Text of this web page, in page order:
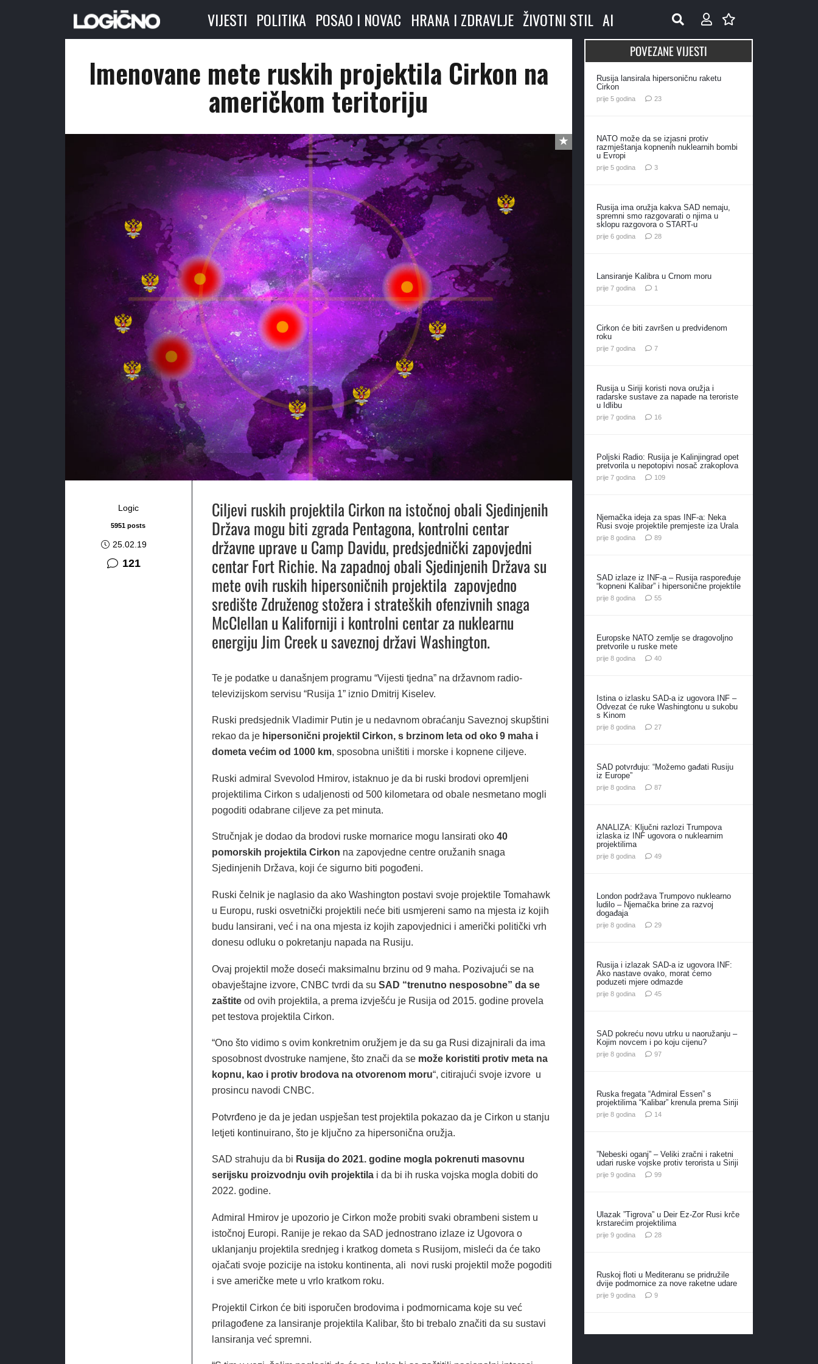
VIJESTI POLITIKA POSAO I NOVAC HRANA I ZDRAVLJE ŽIVOTNI STIL AI
Imenovane mete ruskih projektila Cirkon na
američkom teritoriju
Logic
5951 posts
25.02.19
121komentar
Ciljevi ruskih projektila Cirkon na istočnoj obali Sjedinjenih
Država mogu biti zgrada Pentagona, kontrolni centar
državne uprave u Camp Davidu, predsjednički zapovjedni
centar Fort Richie. Na zapadnoj obali Sjedinjenih Država su
mete ovih ruskih hipersoničnih projektila zapovjedno
središte Združenog stožera i strateških ofenzivnih snaga
McClellan u Kaliforniji i kontrolni centar za nuklearnu
energiju Jim Creek u saveznoj državi Washington.
Te je podatke u današnjem programu “Vijesti tjedna” na državnom radio-
televizijskom servisu “Rusija 1” iznio Dmitrij Kiselev.
Ruski predsjednik Vladimir Putin je u nedavnom obraćanju Saveznoj skupštini
rekao da jehipersonični projektil Cirkon, s brzinom leta od oko 9 maha i
dometa većim od 1000 km, sposobna uništiti i morske i kopnene ciljeve.
Ruski admiral Svevolod Hmirov, istaknuo je da bi ruski brodovi opremljeni
projektilima Cirkon s udaljenosti od 500 kilometara od obale nesmetano mogli
pogoditi odabrane ciljeve za pet minuta.
Stručnjak je dodao da brodovi ruske mornarice mogu lansirati oko40
pomorskih projektila Cirkon na zapovjedne centre oružanih snaga
Sjedinjenih Država, koji će sigurno biti pogođeni.
Ruski čelnik je naglasio da ako Washington postavi svoje projektile Tomahawk
u Europu, ruski osvetnički projektili neće biti usmjereni samo na mjesta iz kojih
budu lansirani, već i na ona mjesta iz kojih zapovjednici i američki politički vrh
donesu odluku o pokretanju napada na Rusiju.
Ovaj projektil može doseći maksimalnu brzinu od 9 maha. Pozivajući se na
obavještajne izvore, CNBC tvrdi da su SAD “trenutno nesposobne” da se
zaštiteod ovih projektila, a prema izvješću je Rusija od 2015. godine provela
pet testova projektila Cirkon.
“Ono što vidimo s ovim konkretnim oružjem je da su ga Rusi dizajnirali da ima
sposobnost dvostruke namjene, što znači da semože koristiti protiv meta na
kopnu, kao i protiv brodova na otvorenom moru“, citirajući svoje izvore u
prosincu navodi CNBC.
Potvrđeno je da je jedan uspješan test projektila pokazao da je Cirkon u stanju
letjeti kontinuirano, što je ključno za hipersonična oružja.
SAD strahuju da bi Rusija do 2021. godine mogla pokrenuti masovnu
serijsku proizvodnju ovih projektilai da bi ih ruska vojska mogla dobiti do
2022. godine.
Admiral Hmirov je upozorio je Cirkon može probiti svaki obrambeni sistem u
istočnoj Europi. Ranije je rekao da SAD jednostrano izlaze iz Ugovora o
uklanjanju projektila srednjeg i kratkog dometa s Rusijom, misleći da će tako
ojačati svoje pozicije na istoku kontinenta, ali novi ruski projektil može pogoditi
i sve američke mete u vrlo kratkom roku.
Projektil Cirkon će biti isporučen brodovima i podmornicama koje su već
prilagođene za lansiranje projektila Kalibar, što bi trebalo značiti da su sustavi
lansiranja već spremni.
POVEZANE VIJESTI
Rusija lansirala hipersoničnu raketu
Cirkon
prije 5 godina 23komentara
NATO može da se izjasni protiv
razmještanja kopnenih nuklearnih bombi
u Evropi
prije 5 godina 3komentara
Rusija ima oružja kakva SAD nemaju,
spremni smo razgovarati o njima u
sklopu razgovora o START-u
prije 6 godina 28komentara
Lansiranje Kalibra u Crnom moru
prije 7 godina 1
Cirkon će biti završen u predviđenom
roku
prije 7 godina 7komentara
Rusija u Siriji koristi nova oružja i
radarske sustave za napade na teroriste
u Idlibu
prije 7 godina 16komentara
Poljski Radio: Rusija je Kalinjingrad opet
pretvorila u nepotopivi nosač zrakoplova
prije 7 godina 109komentara
Njemačka ideja za spas INF-a: Neka
Rusi svoje projektile premjeste iza Urala
prije 8 godina 89komentara
SAD izlaze iz INF-a – Rusija raspoređuje
“kopneni Kalibar” i hipersonične projektile
prije 8 godina 55komentara
Europske NATO zemlje se dragovoljno
pretvorile u ruske mete
prije 8 godina 40komentara
Istina o izlasku SAD-a iz ugovora INF –
Odvezat će ruke Washingtonu u sukobu
s Kinom
prije 8 godina 27komentara
SAD potvrđuju: “Možemo gađati Rusiju
iz Europe”
prije 8 godina 87komentara
ANALIZA: Ključni razlozi Trumpova
izlaska iz INF ugovora o nuklearnim
projektilima
prije 8 godina 49komentara
London podržava Trumpovo nuklearno
ludilo – Njemačka brine za razvoj
događaja
prije 8 godina 29komentara
Rusija i izlazak SAD-a iz ugovora INF:
Ako nastave ovako, morat ćemo
poduzeti mjere odmazde
prije 8 godina 45komentara
SAD pokreću novu utrku u naoružanju –
Kojim novcem i po koju cijenu?
prije 8 godina 97komentara
Ruska fregata “Admiral Essen” s
projektilima “Kalibar” krenula prema Siriji
prije 8 godina 14komentara
”Nebeski oganj” – Veliki zračni i raketni
udari ruske vojske protiv terorista u Siriji
prije 9 godina 99komentara
Ulazak ”Tigrova” u Deir Ez-Zor Rusi krče
krstarećim projektilima
prije 9 godina 28komentara
Ruskoj floti u Mediteranu se pridružile
dvije podmornice za nove raketne udare
prije 9 godina 9komentara